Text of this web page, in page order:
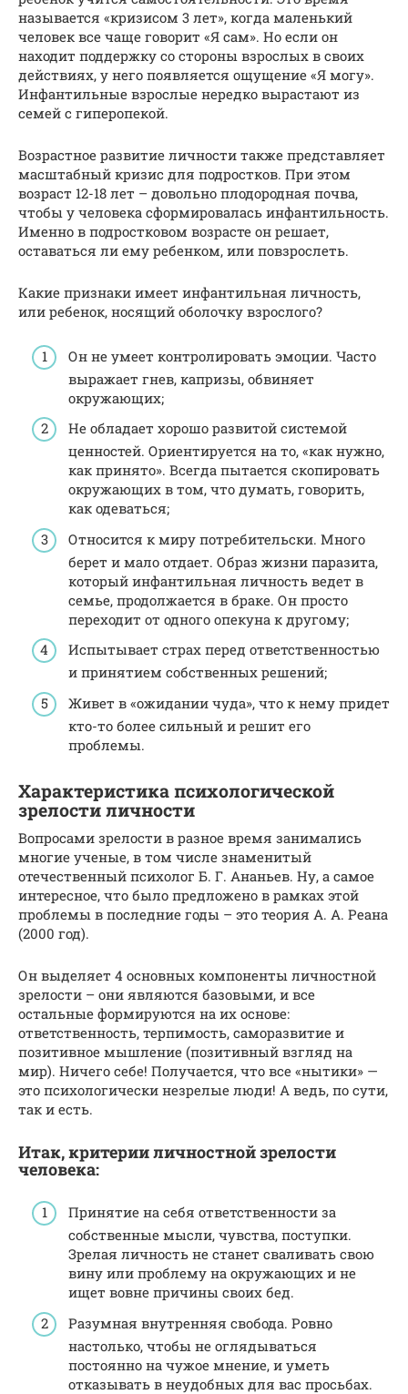
называется «кризисом 3 лет», когда маленький
человек все чаще говорит «Я сам». Но если он
находит поддержку со стороны взрослых в своих
действиях, у него появляется ощущение «Я могу».
Инфантильные взрослые нередко вырастают из
семей с гиперопекой.
Возрастное развитие личности также представляет
масштабный кризис для подростков. При этом
возраст 12-18 лет – довольно плодородная почва,
чтобы у человека сформировалась инфантильность.
Именно в подростковом возрасте он решает,
оставаться ли ему ребенком, или повзрослеть.
Какие признаки имеет инфантильная личность,
или ребенок, носящий оболочку взрослого?
Он не умеет контролировать эмоции. Часто
выражает гнев, капризы, обвиняет
окружающих;
Не обладает хорошо развитой системой
ценностей. Ориентируется на то, «как нужно,
как принято». Всегда пытается скопировать
окружающих в том, что думать, говорить,
как одеваться;
Относится к миру потребительски. Много
берет и мало отдает. Образ жизни паразита,
который инфантильная личность ведет в
семье, продолжается в браке. Он просто
переходит от одного опекуна к другому;
Испытывает страх перед ответственностью
и принятием собственных решений;
Живет в «ожидании чуда», что к нему придет
кто-то более сильный и решит его
проблемы.
Характеристика психологической
зрелости личности
Вопросами зрелости в разное время занимались
многие ученые, в том числе знаменитый
отечественный психолог Б. Г. Ананьев. Ну, а самое
интересное, что было предложено в рамках этой
проблемы в последние годы – это теория А. А. Реана
(2000 год).
Он выделяет 4 основных компоненты личностной
зрелости – они являются базовыми, и все
остальные формируются на их основе:
ответственность, терпимость, саморазвитие и
позитивное мышление (позитивный взгляд на
мир). Ничего себе! Получается, что все «нытики» —
это психологически незрелые люди! А ведь, по сути,
так и есть.
Итак, критерии личностной зрелости
человека:
Принятие на себя ответственности за
собственные мысли, чувства, поступки.
Зрелая личность не станет сваливать свою
вину или проблему на окружающих и не
ищет вовне причины своих бед.
Разумная внутренняя свобода. Ровно
настолько, чтобы не оглядываться
постоянно на чужое мнение, и уметь
отказывать в неудобных для вас просьбах.